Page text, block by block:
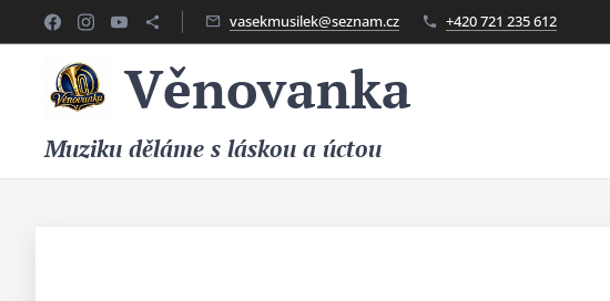
vasekmusilek@seznam.cz +420 721 235 612
Věnovanka
Muziku děláme s láskou a úctou